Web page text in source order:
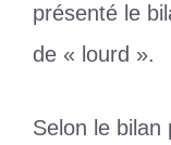
présenté le
de « lourd ».
Selon le bilan